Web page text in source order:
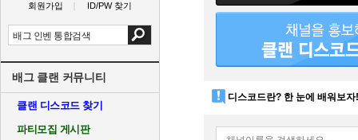
회원가입 ID/PW 찾기
배그 클랜 커뮤니티
클랜 디스코드 찾기
파티모집 게시판
디스코드란? 한 눈에 배워보자!